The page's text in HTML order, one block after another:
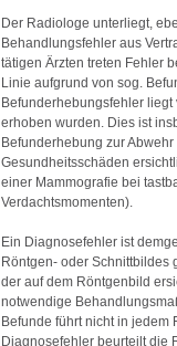
Der Radiologe unterliegt,
Behandlungsfehler aus
tätigen Ärzten treten Fehler
Linie aufgrund von sog.
Befunderhebungsfehler
erhoben wurden. Dies ist
Befunderhebung zur
Gesundheitsschäden
einer Mammografie bei
Verdachtsmomenten).
Ein Diagnosefehler ist
Röntgen- oder
der auf dem Röntgenbild
notwendige
Befunde führt nicht in jedem
Diagnosefehler beurteilt die